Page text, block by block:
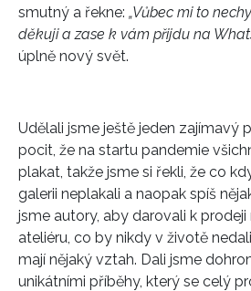
smutný a řekne: „Vůbec mi to
děkuji a zase k vám přijdu na
úplně nový svět.
Udělali jsme ještě jeden zajímavý
pocit, že na startu pandemie
plakat, takže jsme si řekli, že co
galerii neplakali a naopak spíš
jsme autory, aby darovali k
ateliéru, co by nikdy v životě
mají nějaký vztah. Dali jsme
unikátními příběhy, který se celý